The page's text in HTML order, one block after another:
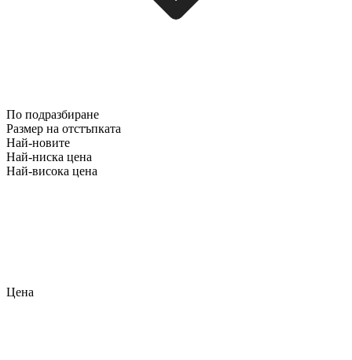
По подразбиране
Размер на отстъпката
Най-новите
Най-ниска цена
Най-висока цена
Цена